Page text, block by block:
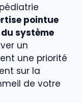
pointue
système
un
une priorité
sur la
de votre